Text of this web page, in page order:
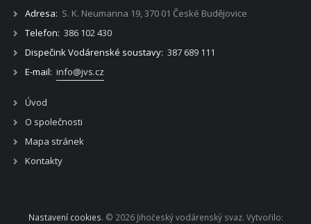
Adresa: S. K. Neumanna 19, 370 01 České Budějovice
Telefon: 386 102 430
Dispečink Vodárenské soustavy: 387 689 111
E-mail: info@jvs.cz
Úvod
O společnosti
Mapa stránek
Kontakty
Nastavení cookies. © 2026 Jihočeský vodárenský svaz. Vytvořilo: